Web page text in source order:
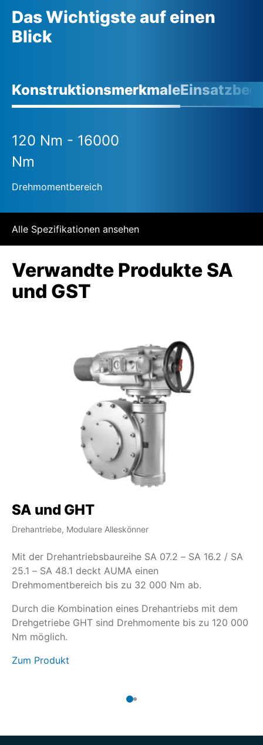
Das Wichtigste auf einen
Blick
Konstruktionsmerkmale
120 Nm - 16000
Nm
Drehmomentbereich
Alle Spezifikationen ansehen
Verwandte Produkte SA
und GST
SA und GHT
Drehantriebe, Modulare Alleskönner
Mit der Drehantriebsbaureihe SA 07.2 – SA 16.2 / SA
25.1 – SA 48.1 deckt AUMA einen
Drehmomentbereich bis zu 32 000 Nm ab.
Durch die Kombination eines Drehantriebs mit dem
Drehgetriebe GHT sind Drehmomente bis zu 120 000
Nm möglich.
Zum Produkt